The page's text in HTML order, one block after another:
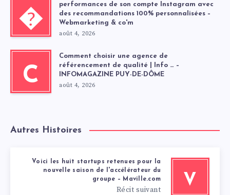
�
performances de son compte Instagram avec
des recommandations 100% personnalisées –
Webmarketing & co'm
août 4, 2026
C
Comment choisir une agence de
référencement de qualité | Info … –
INFOMAGAZINE PUY-DE-DÔME
août 4, 2026
Autres Histoires
V
Voici les huit startups retenues pour la
nouvelle saison de l'accélérateur du
groupe – Maville.com
Récit suivant